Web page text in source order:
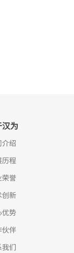
汉为
介绍
历程
荣誉
创新
优势
伙伴
我们